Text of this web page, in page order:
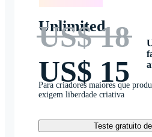
Unlimited
US$ 18
US$ 15
Para criadores maiores que
exigem liberdade criativa
Teste gratuito